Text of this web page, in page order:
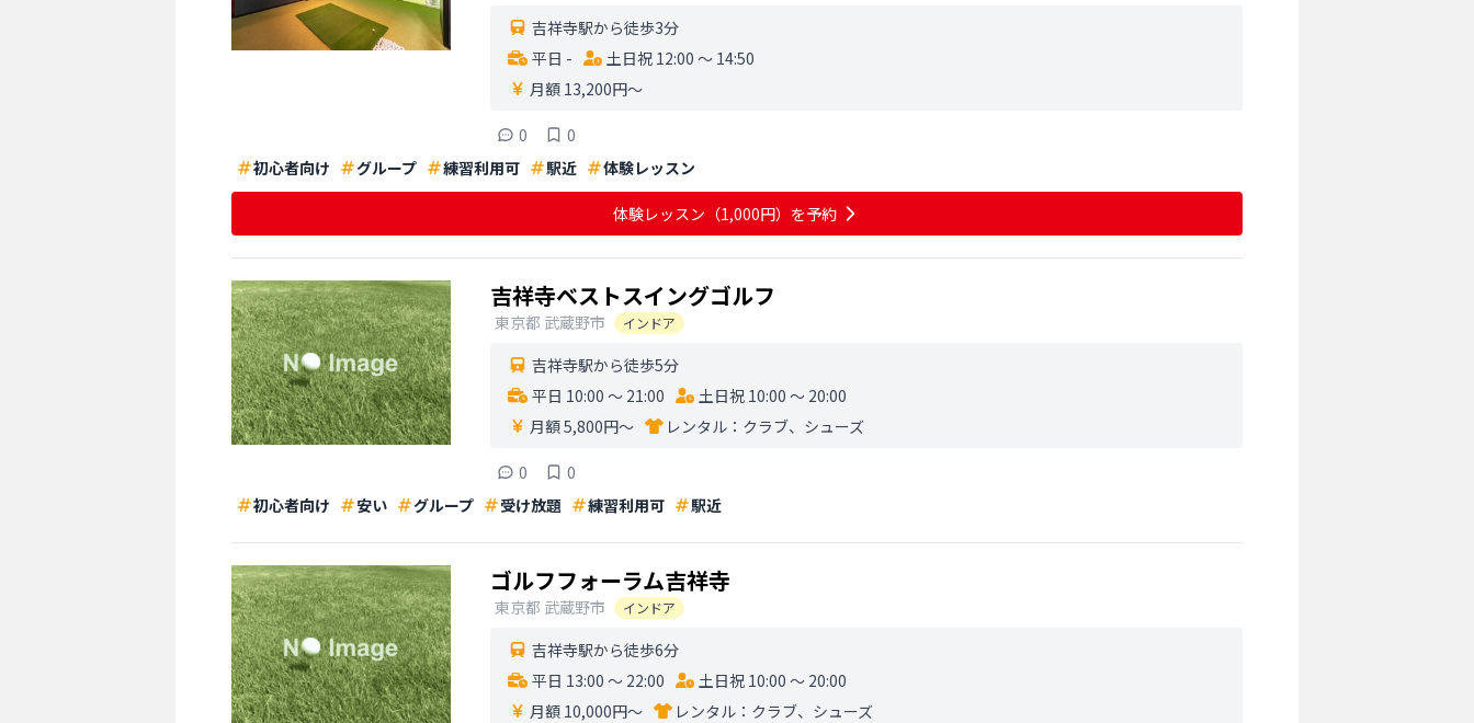
吉祥寺駅から徒歩3分
平日 -
土日祝 12:00 〜 14:50
月額 13,200円〜
0
0
初心者向け
グループ 練習利用可 駅近 体験レッスン
体験レッスン （1,000円） を予約
吉祥寺ベストスイングゴルフ
東京都 武蔵野市 インドア
吉祥寺駅から徒歩5分
平日 10:00 〜 21:00
土日祝 10:00 〜 20:00
月額 5,800円〜
レンタル： クラブ、シューズ
0
0
初心者向け
安い グループ 受け放題 練習利用可 駅近
ゴルフフォーラム吉祥寺
東京都 武蔵野市 インドア
吉祥寺駅から徒歩6分
平日 13:00 〜 22:00
土日祝 10:00 〜 20:00
月額 10,000円〜
レンタル： クラブ、シューズ